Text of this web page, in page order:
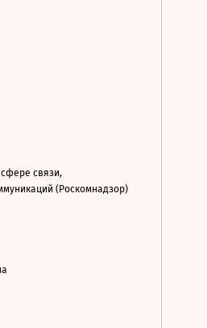
связи,
(Роскомнадзор)